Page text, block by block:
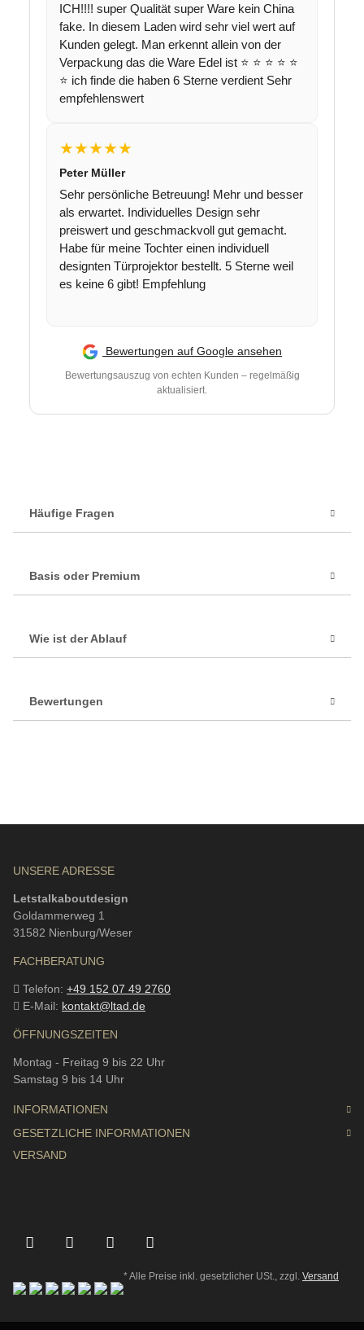
ICH!!!! super Qualität super Ware kein China
fake. In diesem Laden wird sehr viel wert auf
Kunden gelegt. Man erkennt allein von der
Verpackung das die Ware Edel ist ⭐️ ⭐️ ⭐️ ⭐️ ⭐️
⭐️ ich finde die haben 6 Sterne verdient Sehr
empfehlenswert
★★★★★
Peter Müller
Sehr persönliche Betreuung! Mehr und besser
als erwartet. Individuelles Design sehr
preiswert und geschmackvoll gut gemacht.
Habe für meine Tochter einen individuell
designten Türprojektor bestellt. 5 Sterne weil
es keine 6 gibt! Empfehlung
Bewertungen auf Google ansehen
Bewertungsauszug von echten Kunden – regelmäßig
aktualisiert.
Häufige Fragen
Basis oder Premium
Wie ist der Ablauf
Bewertungen
UNSERE ADRESSE
Letstalkaboutdesign
Goldammerweg 1
31582 Nienburg/Weser
FACHBERATUNG
Telefon: +49 152 07 49 2760
E-Mail: kontakt@ltad.de
ÖFFNUNGSZEITEN
Montag - Freitag 9 bis 22 Uhr
Samstag 9 bis 14 Uhr
INFORMATIONEN
GESETZLICHE INFORMATIONEN
VERSAND
* Alle Preise inkl. gesetzlicher USt., zzgl. Versand